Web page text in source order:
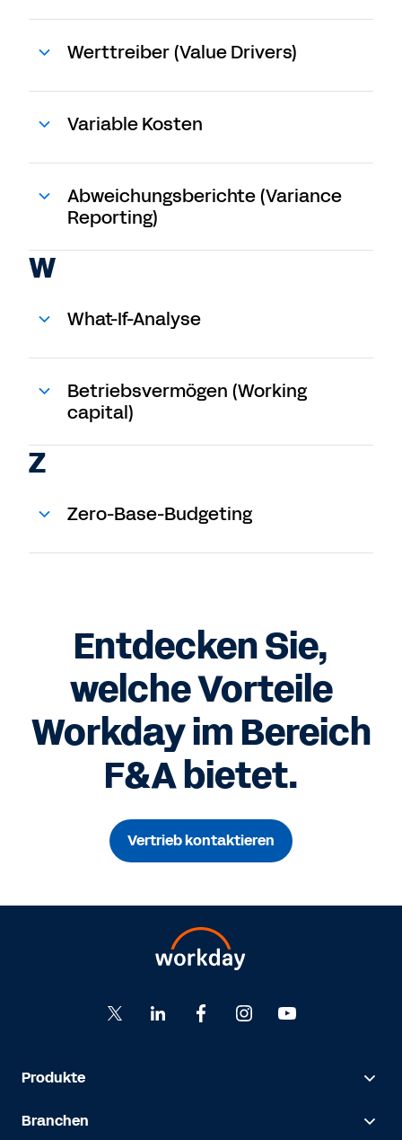
Werttreiber (Value Drivers)
Variable Kosten
Abweichungsberichte (Variance
Reporting)
W
What-If-Analyse
Betriebsvermögen (Working
capital)
Z
Zero-Base-Budgeting
Entdecken Sie,
welche Vorteile
Workday im Bereich
F&A bietet.
Vertrieb kontaktieren
Produkte
Branchen